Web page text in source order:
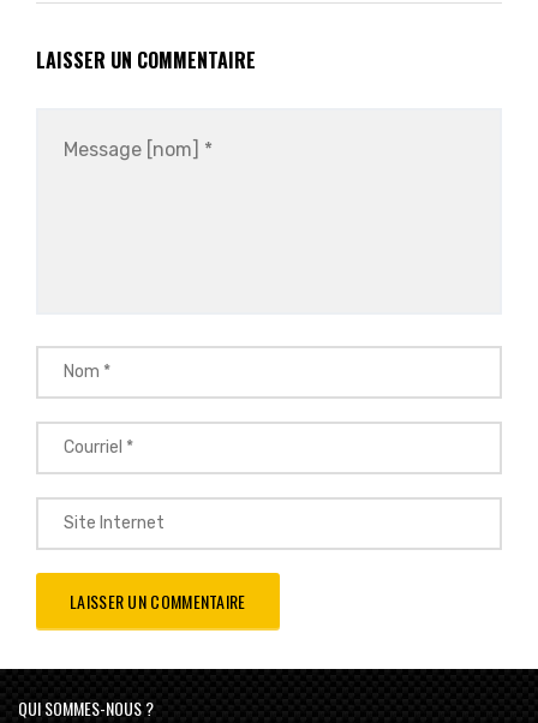
LAISSER UN COMMENTAIRE
QUI SOMMES-NOUS ?